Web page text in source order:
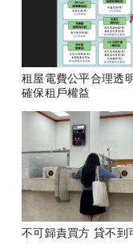
租屋電費公平合理透
確保租戶權益
不可歸責買方 貸不到